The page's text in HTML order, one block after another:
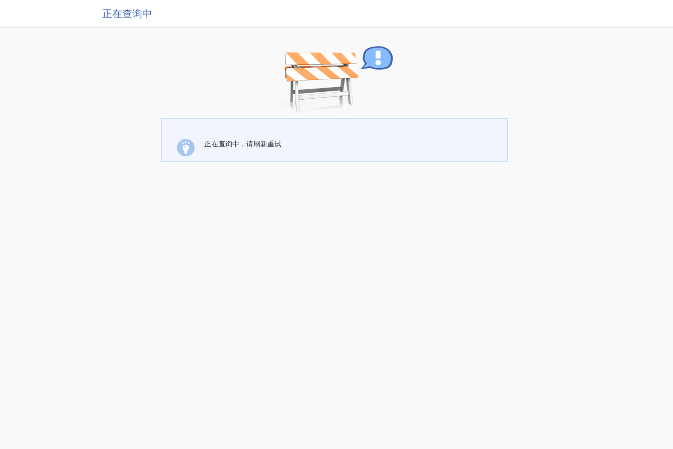
正在查询中
正在查询中，请刷新重试